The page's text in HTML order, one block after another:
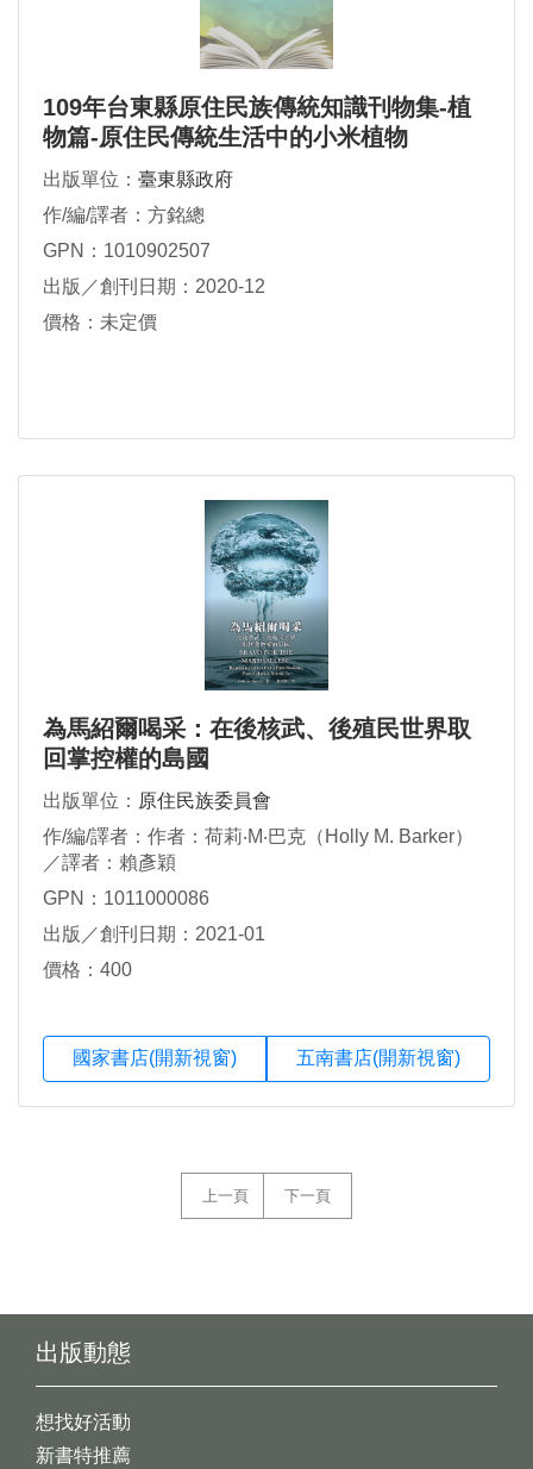
109年台東縣原住民族傳統知識刊物集-植
物篇-原住民傳統生活中的小米植物
出版單位： 臺東縣政府
作/編/譯者：方銘總
GPN：1010902507
出版／創刊日期：2020-12
價格：未定價
為馬紹爾喝采：在後核武、後殖民世界取
回掌控權的島國
出版單位： 原住民族委員會
作/編/譯者：作者：荷莉‧M‧巴克（Holly M. Barker）
／譯者：賴彥穎
GPN：1011000086
出版／創刊日期：2021-01
價格：400
國家書店(開新視窗) 五南書店(開新視窗)
上一頁 下一頁
出版動態
想找好活動
新書特推薦